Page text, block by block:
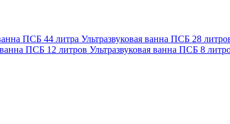
ПСБ 44 литра Ультразвуковая ванна ПСБ 28
ванна ПСБ 12 литров Ультразвуковая ванна ПСБ 8